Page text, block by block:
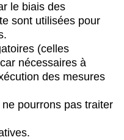
le biais des
sont utilisées pour
(celles
nécessaires à
des mesures
pourrons pas traiter